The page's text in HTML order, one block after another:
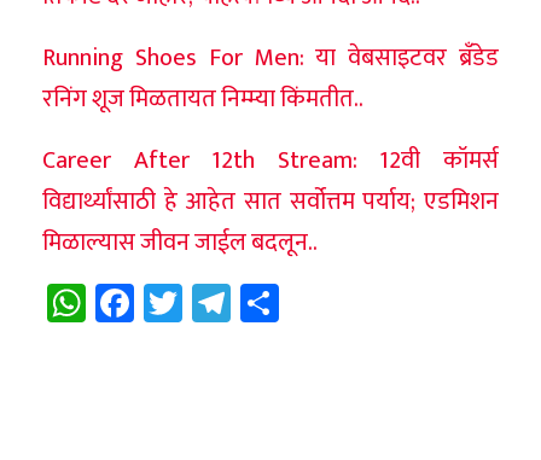
Running Shoes For Men: या वेबसाइटवर ब्रँडेड
रनिंग शूज मिळतायत निम्म्या किंमतीत..
Career After 12th Stream: 12वी कॉमर्स
विद्यार्थ्यांसाठी हे आहेत सात सर्वोत्तम पर्याय; एडमिशन
मिळाल्यास जीवन जाईल बदलून..
WhatsApp
Facebook
TwitterTelegram